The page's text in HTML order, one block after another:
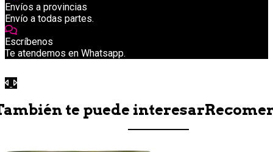
Envíos a provincias
Envío a todas partes.
Escríbenos
Te atendemos en Whatsapp.
Anterior
Siguiente
te puede interesar